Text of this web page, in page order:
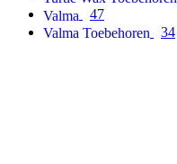
Valma
47
Valma Toebehoren
34